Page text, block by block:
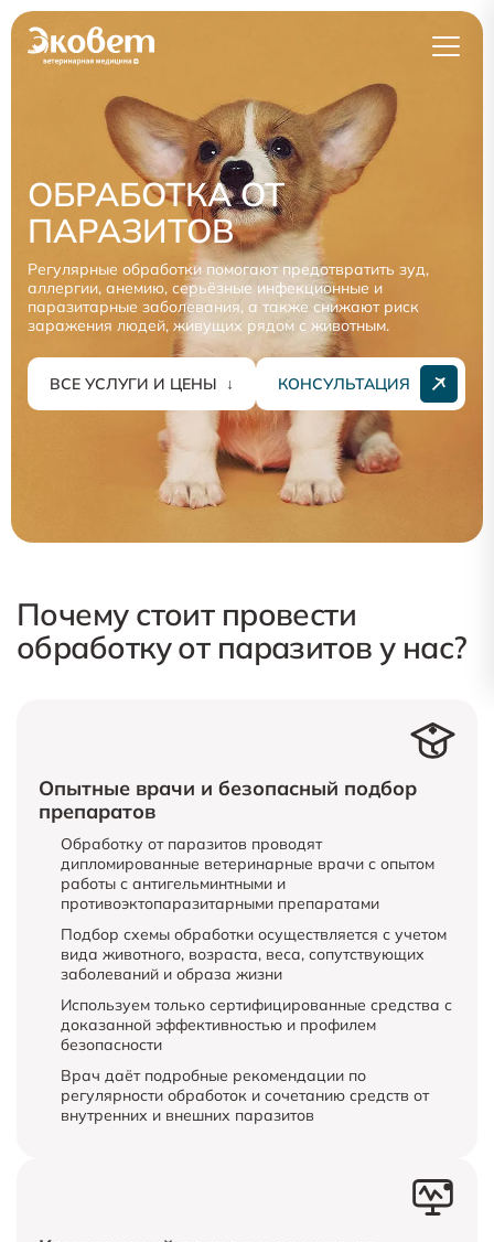
ОБРАБОТКА ОТ
ПАРАЗИТОВ
Регулярные обработки помогают предотвратить зуд,
аллергии, анемию, серьёзные инфекционные и
паразитарные заболевания, а также снижают риск
заражения людей, живущих рядом с животным.
ВСЕ УСЛУГИ И ЦЕНЫ ↓ КОНСУЛЬТАЦИЯ
Почему стоит провести
обработку от паразитов у нас?
Опытные врачи и безопасный подбор
препаратов
Обработку от паразитов проводят
дипломированные ветеринарные врачи с опытом
работы с антигельминтными и
противоэктопаразитарными препаратами
Подбор схемы обработки осуществляется с учетом
вида животного, возраста, веса, сопутствующих
заболеваний и образа жизни
Используем только сертифицированные средства с
доказанной эффективностью и профилем
безопасности
Врач даёт подробные рекомендации по
регулярности обработок и сочетанию средств от
внутренних и внешних паразитов